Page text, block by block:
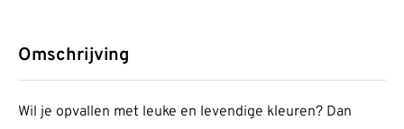
Omschrijving
Wil je opvallen met leuke en levendige kleuren? Dan